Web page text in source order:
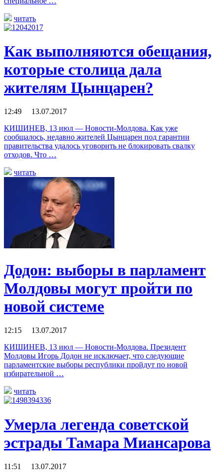
читать
Как выполняются обещания,
которые столица дала
жителям Цынцарен?
12:49 13.07.2017
КИШИНЕВ, 13 июл — Новости-Молдова. Как уже
сообщалось, недавно жителей Цынцарен под гарантии
правительства удалось уговорить не блокировать свалку
отходов. Что …
читать
Додон: выборы в парламент
Молдовы могут пройти по
новой системе
12:15 13.07.2017
КИШИНЕВ, 13 июл — Новости-Молдова. Президент
Молдовы Игорь Додон не исключает, что следующие
парламентские выборы республики пройдут по новой
избирательной …
читать
Умерла легенда советской
эстрады Тамара Миансарова
11:51 13.07.2017